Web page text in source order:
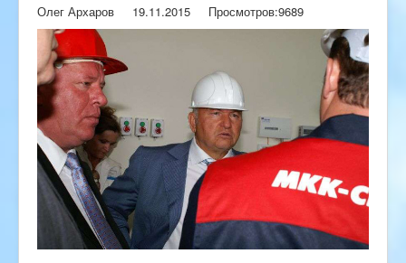
Олег Архаров 19.11.2015 Просмотров:9689